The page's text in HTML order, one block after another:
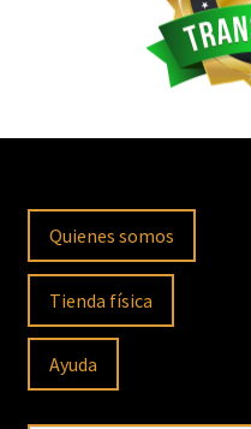
Quienes somos
Tienda física
Ayuda